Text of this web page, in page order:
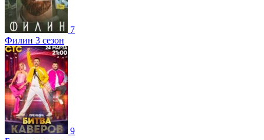
7
Филин 3 сезон
9